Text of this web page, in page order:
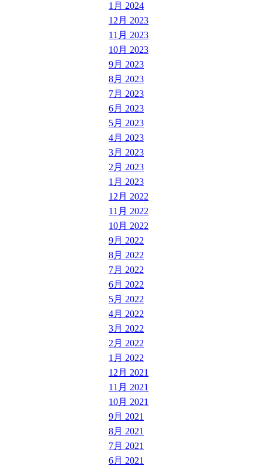
1月 2024
12月 2023
11月 2023
10月 2023
9月 2023
8月 2023
7月 2023
6月 2023
5月 2023
4月 2023
3月 2023
2月 2023
1月 2023
12月 2022
11月 2022
10月 2022
9月 2022
8月 2022
7月 2022
6月 2022
5月 2022
4月 2022
3月 2022
2月 2022
1月 2022
12月 2021
11月 2021
10月 2021
9月 2021
8月 2021
7月 2021
6月 2021